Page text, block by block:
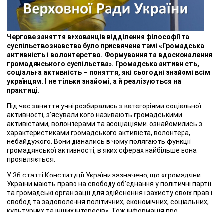
Чергове заняття вихованців відділення філософії та
суспільствознавства було присвячене темі «Громадська
активність і волонтерство. Формування та вдосконалення
громадянського суспільства». Громадська активність,
соціальна активність – поняття, які сьогодні знайомі всім
українцям. І не тільки знайомі, а й реалізуються на
практиці.
Під час заняття учні розбирались з категоріями соціальної
активності, з’ясували кого називають громадськими
активістами, волонтерами та асоціаціями, ознайомились з
характеристиками громадського активіста, волонтера,
небайдужого. Вони дізнались в чому полягають функції
громадянської активності, в яких сферах найбільше вона
проявляється.
У 36 статті Конституції України зазначено, що «громадяни
України мають право на свободу об’єднання у політичні партії
та громадські організації для здійснення і захисту своїх прав і
свобод та задоволення політичних, економічних, соціальних,
культурних та інших інтересів». Тож інформація про